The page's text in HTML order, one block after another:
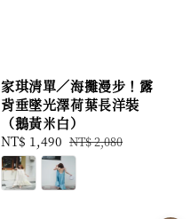
家琪清單／海攤漫步！露
背垂墜光澤荷葉長洋裝
（鵝黃米白）
Sale
price
NT$ 1,490 Regular
price
NT$ 2,080